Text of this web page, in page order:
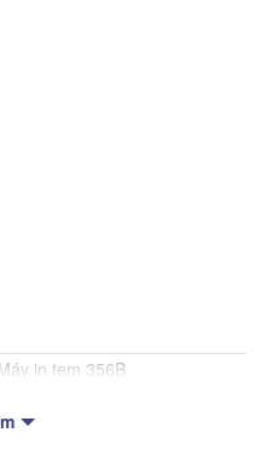
in tem 356B